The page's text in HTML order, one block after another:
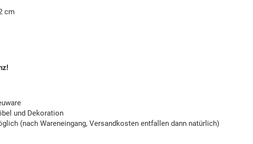
cm
und Dekoration
(nach Wareneingang, Versandkosten entfallen dann natürlich)